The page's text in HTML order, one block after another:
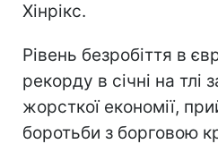
Хінрікс.
Рівень безробіття в
рекорду в січні на тлі
жорсткої економії,
боротьби з борговою